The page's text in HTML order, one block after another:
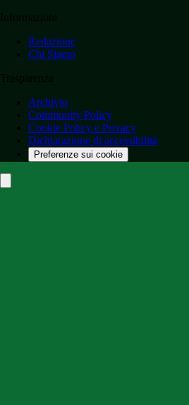
Redazione
Chi Siamo
Archivio
Community Policy
Cookie Policy e Privacy
Dichiarazione di accessibilità
Preferenze sui cookie